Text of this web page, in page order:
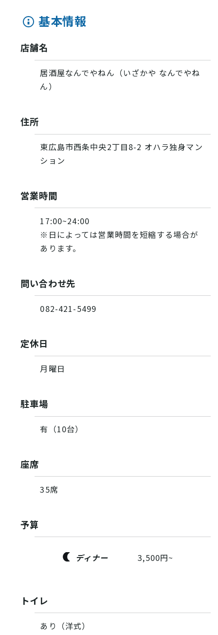
基本情報
店舗名
居酒屋なんでやねん（いざかや なんでやね
ん）
住所
東広島市西条中央2丁目8-2 オハラ独身マン
ション
営業時間
17:00~24:00
※日によっては営業時間を短縮する場合が
あります。
問い合わせ先
082-421-5499
定休日
月曜日
駐車場
有（10台）
座席
35席
予算
ディナー 3,500円~
トイレ
あり（洋式）